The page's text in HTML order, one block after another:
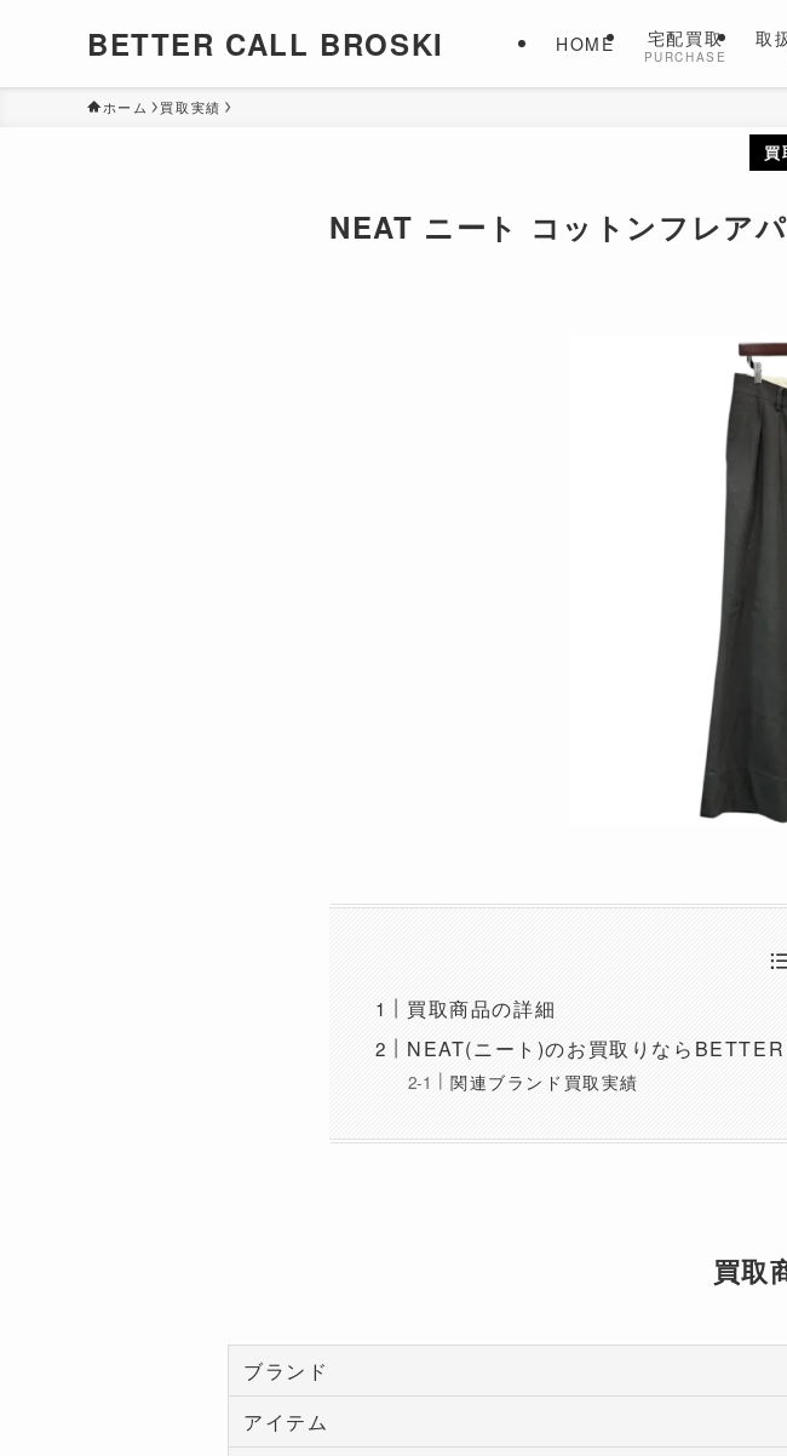
BETTER CALL BROSKI HOME 宅配買取
PURCHASE
取
ホーム 買取実績
買
NEAT ニート コットンフレア
買取商品の詳細
NEAT(ニート)のお買取りなら
関連ブランド買取実績
買取
ブランド
アイテム